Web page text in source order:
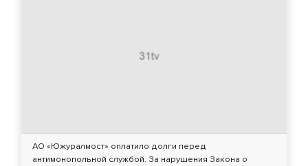
АО «Южуралмост» оплатило долги перед
антимонопольной службой. За нарушения Закона о